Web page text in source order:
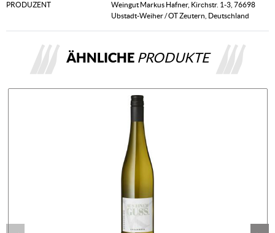
PRODUZENT
Weingut Markus Hafner, Kirchstr. 1-3, 76698
Ubstadt-Weiher / OT Zeutern, Deutschland
ÄHNLICHE PRODUKTE